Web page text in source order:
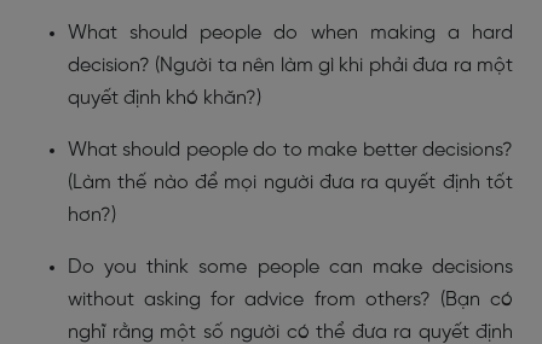
What should people do when making a hard
decision? (Người ta nên làm gì khi phải đưa ra một
quyết định khó khăn?)
What should people do to make better decisions?
(Làm thế nào để mọi người đưa ra quyết định tốt
hơn?)
Do you think some people can make decisions
without asking for advice from others? (Bạn có
nghĩ rằng một số người có thể đưa ra quyết định